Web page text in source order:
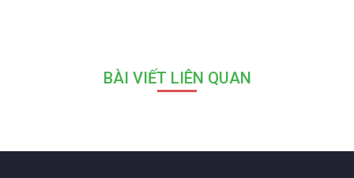
BÀI VIẾT LIÊN QUAN